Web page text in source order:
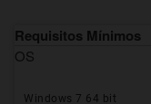
Requisitos Mínimos
OS
Windows 7 64 bit